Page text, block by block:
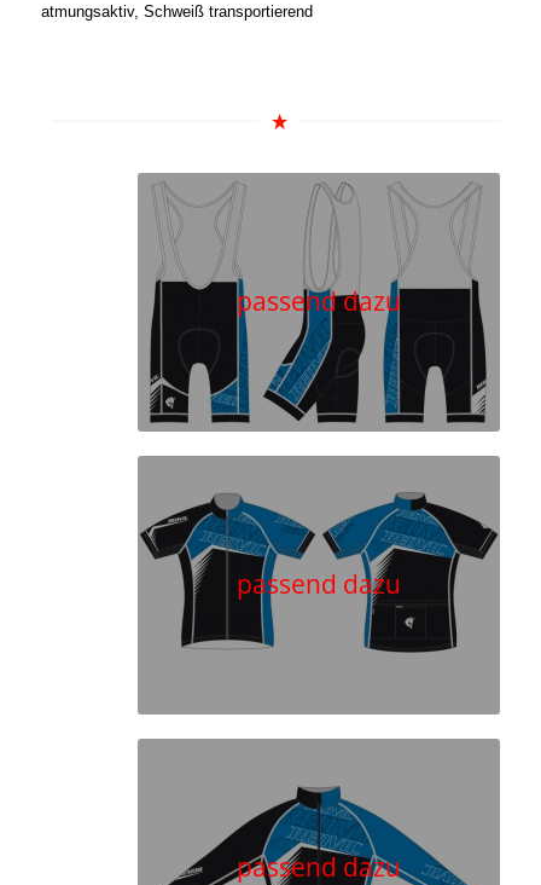
atmungsaktiv, Schweiß transportierend
passend dazu
passend dazu
passend dazu